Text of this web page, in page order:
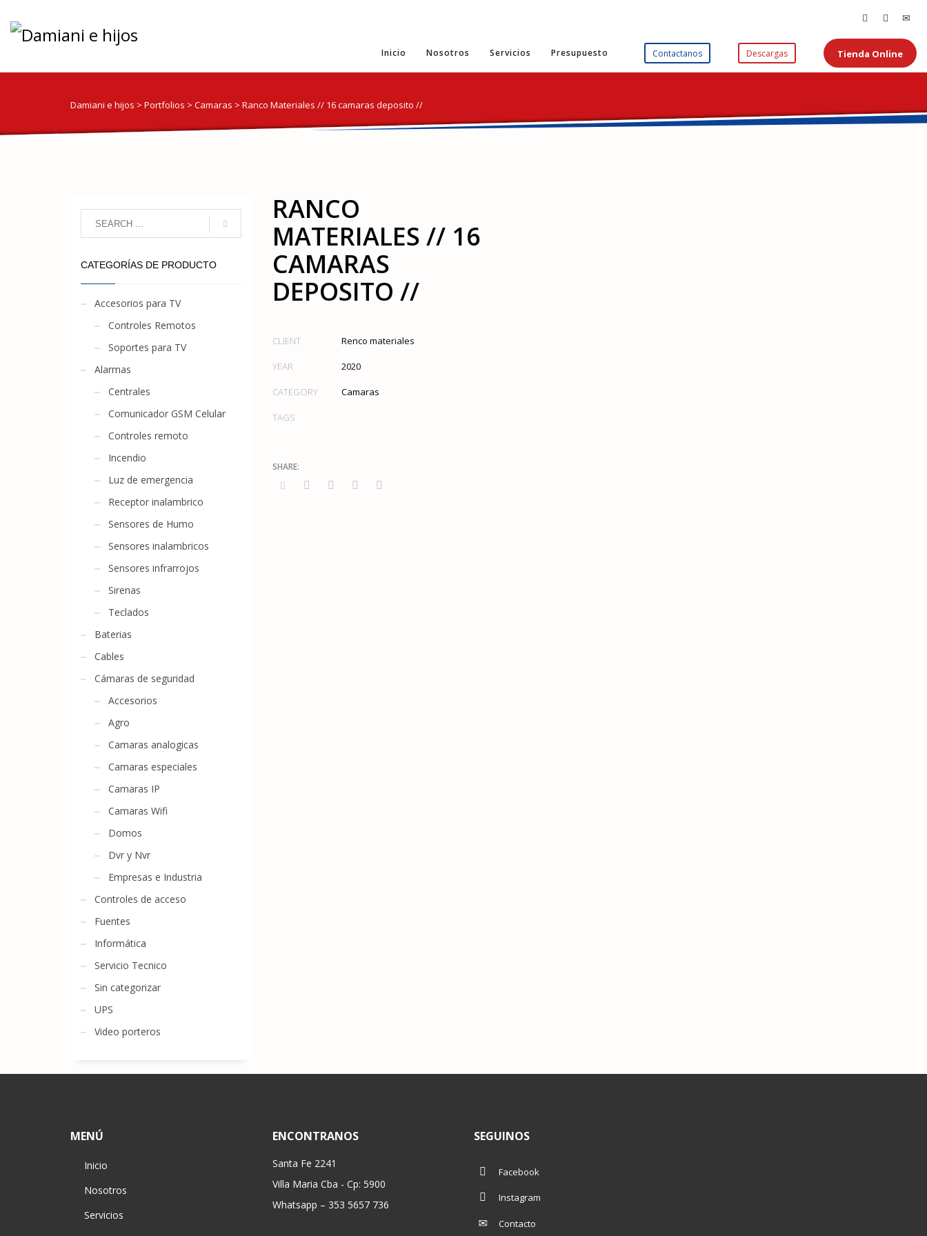
Inicio Nosotros Servicios Presupuesto Contactanos Descargas Tienda Online
Damiani e hijos > Portfolios > Camaras > Ranco Materiales // 16 camaras deposito //
RANCO
MATERIALES // 16
CAMARAS
DEPOSITO //
CLIENT Renco materiales
YEAR 2020
CATEGORY Camaras
TAGS
CATEGORÍAS DE PRODUCTO
Accesorios para TV
Controles Remotos
Soportes para TV
Alarmas
Centrales
Comunicador GSM Celular
Controles remoto
Incendio
Luz de emergencia
Receptor inalambrico
Sensores de Humo
Sensores inalambricos
Sensores infrarrojos
Sirenas
Teclados
Baterias
Cables
Cámaras de seguridad
Accesorios
Agro
Camaras analogicas
Camaras especiales
Camaras IP
Camaras Wifi
Domos
Dvr y Nvr
Empresas e Industria
Controles de acceso
Fuentes
Informática
Servicio Tecnico
Sin categorizar
UPS
Video porteros
MENÚ
Inicio
Nosotros
Servicios
ENCONTRANOS
Santa Fe 2241
Villa Maria Cba - Cp: 5900
Whatsapp – 353 5657 736
SEGUINOS
Facebook
Instagram
Contacto